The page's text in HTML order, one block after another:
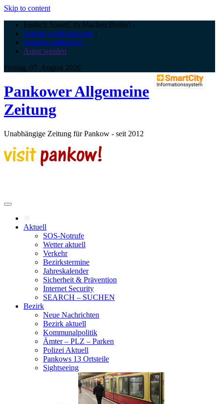
Skip to content
Einfach.SmartCity.Machen:Berlin! -
Artikel veröffentlichen |
Anzeige aufgeben |
Autor werden
Freitag, 07. August 2026
Pankower Allgemeine
Zeitung
Unabhängige Zeitung für Pankow - seit 2012
Aktuell
SOS-Notrufe
Wetter aktuell
Verkehr
Bezirkstermine
Jahreskalender
Sicherheit & Prävention
Internet Security
SEARCH – SUCHEN
Bezirk
Neue Nachrichten
Bezirk aktuell
Kommunalpolitik
Ämter – PLZ – Parken
Polizei Aktuell
Pankows 13 Ortsteile
Sightseeing